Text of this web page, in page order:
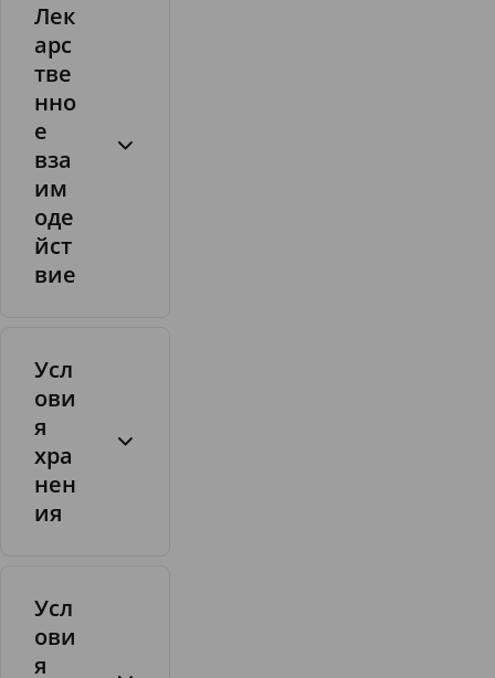
Лек
арс
тве
нно
е
вза
им
оде
йст
вие
Усл
ови
я
хра
нен
ия
Усл
ови
я